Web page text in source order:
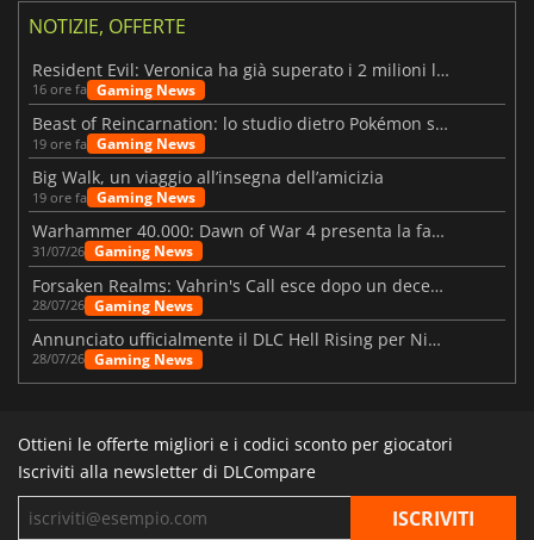
NOTIZIE, OFFERTE
Resident Evil: Veronica ha già superato i 2 milioni liste dei desideri
16 ore fa Gaming News
Beast of Reincarnation: lo studio dietro Pokémon su una nuova strada
19 ore fa Gaming News
Big Walk, un viaggio all’insegna dell’amicizia
19 ore fa Gaming News
Warhammer 40.000: Dawn of War 4 presenta la fazione dei Necron
31/07/26 Gaming News
Forsaken Realms: Vahrin's Call esce dopo un decennio di sviluppo
28/07/26 Gaming News
Annunciato ufficialmente il DLC Hell Rising per Nioh 3
28/07/26 Gaming News
Ottieni le offerte migliori e i codici sconto per giocatori
Iscriviti alla newsletter di DLCompare